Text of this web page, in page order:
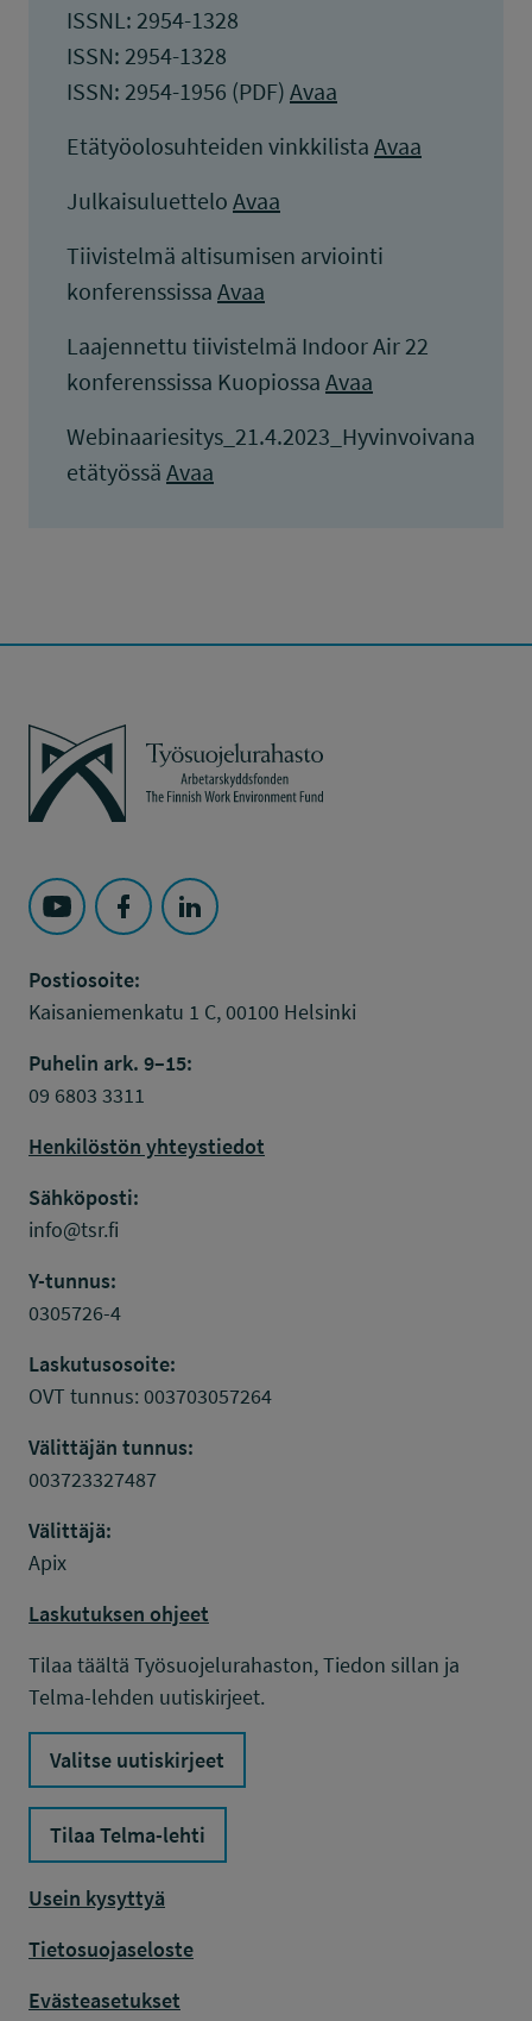
ISSNL: 2954-1328
ISSN: 2954-1328
ISSN: 2954-1956 (PDF) Avaa
Etätyöolosuhteiden vinkkilista Avaa
Julkaisuluettelo Avaa
Tiivistelmä altisumisen arviointi
konferenssissa Avaa
Laajennettu tiivistelmä Indoor Air 22
konferenssissa Kuopiossa Avaa
Webinaariesitys_21.4.2023_Hyvinvoivana
etätyössä Avaa
Työsuojelurahasto
Seuraa Työsuojelurahasto kohteessa: YouTube
Seuraa Työsuojelurahasto kohteessa:
Seuraa Työsuojelurahasto kohteessa:
Postiosoite:
Kaisaniemenkatu 1 C, 00100 Helsinki
Puhelin ark. 9–15:
09 6803 3311
Henkilöstön yhteystiedot
Sähköposti:
info@tsr.fi
Y-tunnus:
0305726-4
Laskutusosoite:
OVT tunnus: 003703057264
Välittäjän tunnus:
003723327487
Välittäjä:
Apix
Laskutuksen ohjeet
Tilaa täältä Työsuojelurahaston, Tiedon sillan ja
Telma-lehden uutiskirjeet.
Valitse uutiskirjeet
Tilaa Telma-lehti
Usein kysyttyä
Tietosuojaseloste
Evästeasetukset